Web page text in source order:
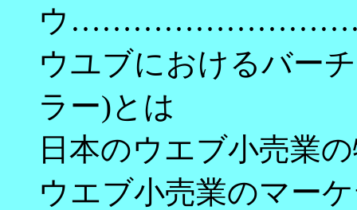
ウ
ウユブにおけるバー
ラー)とは
日本のウエブ小売業
ウエブ小売業のマー